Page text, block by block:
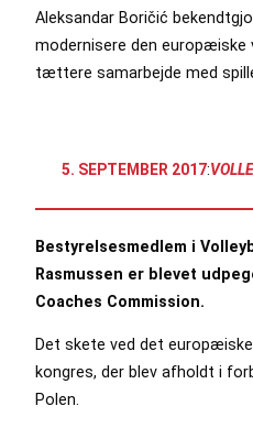
Aleksandar Boričić
modernisere den europæiske
tættere samarbejde med
5. SEPTEMBER 2017:
Bestyrelsesmedlem i
Rasmussen er blevet
Coaches Commission.
Det skete ved det
kongres, der blev afholdt i
Polen.